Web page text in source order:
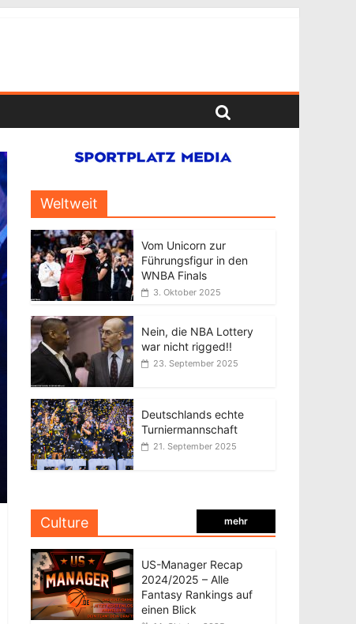
Weltweit
Vom Unicorn zur
Führungsfigur in den
WNBA Finals
3. Oktober 2025
Nein, die NBA Lottery
war nicht rigged!!
23. September 2025
Deutschlands echte
Turniermannschaft
21. September 2025
Culture mehr
US-Manager Recap
2024/2025 – Alle
Fantasy Rankings auf
einen Blick